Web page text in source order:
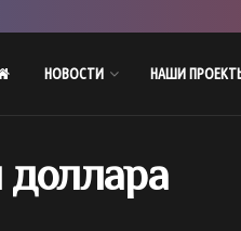
НОВОСТИ НАШИ
доллара